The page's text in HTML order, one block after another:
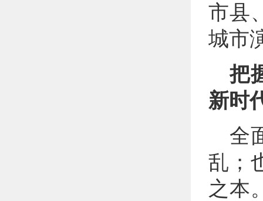
市县
城市
把
新时
全
乱；
之本